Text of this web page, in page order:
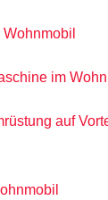
im
auf